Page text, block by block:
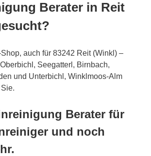
Berater in Reit
auch für 83242 Reit (Winkl) –
Seegatterl, Birnbach,
und Unterbichl, Winklmoos-Alm
Berater für
und noch